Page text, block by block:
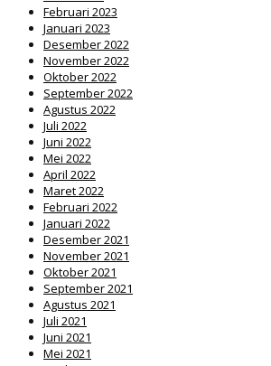
Februari 2023
Januari 2023
Desember 2022
November 2022
Oktober 2022
September 2022
Agustus 2022
Juli 2022
Juni 2022
Mei 2022
April 2022
Maret 2022
Februari 2022
Januari 2022
Desember 2021
November 2021
Oktober 2021
September 2021
Agustus 2021
Juli 2021
Juni 2021
Mei 2021